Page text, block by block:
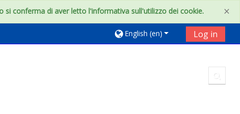
×
si conferma di aver letto l'informativa sull'utilizzo dei cookie.
English ‎(en)‎ Log in